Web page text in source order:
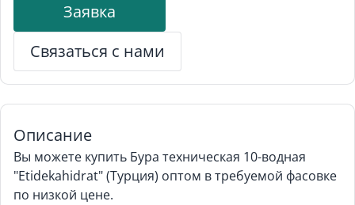
Заявка
Связаться с нами
Описание
Вы можете купить Бура техническая 10-водная
"Etidekahidrat" (Турция) оптом в требуемой фасовке
по низкой цене.